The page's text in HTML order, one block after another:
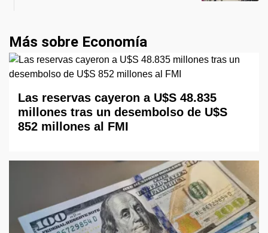
Más sobre Economía
Las reservas cayeron a U$S 48.835
millones tras un desembolso de U$S
852 millones al FMI